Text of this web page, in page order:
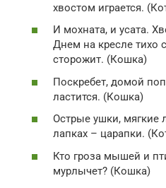
хвостом играется.
И мохната, и усата.
Днем на кресле
сторожит. (Кошка)
Поскребет, домой
ластится. (Кошка)
Острые ушки, мягкие
лапках – царапки.
Кто гроза мышей и
мурлычет? (Кошка)